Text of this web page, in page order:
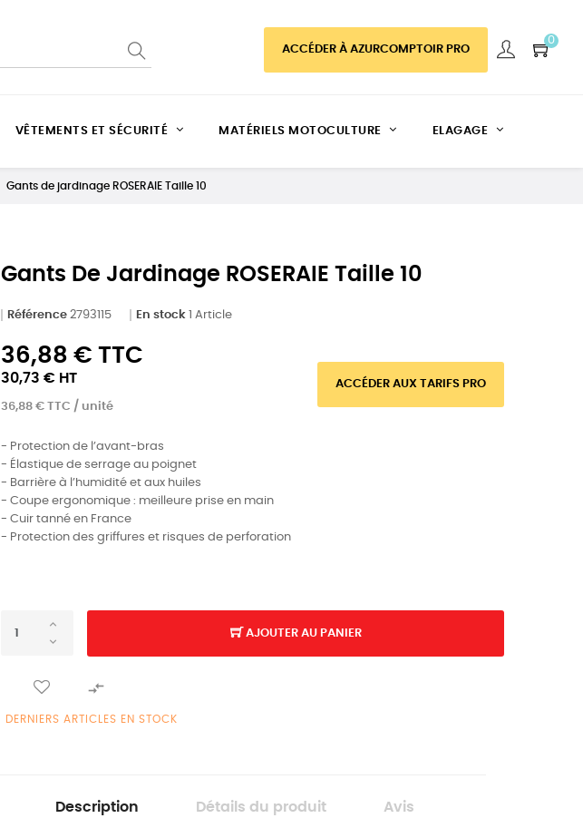
ACCÉDER À AZURCOMPTOIR PRO
0
VÊTEMENTS ET SÉCURITÉ MATÉRIELS MOTOCULTURE ELAGAGE
Gants de jardinage ROSERAIE Taille 10
Gants De Jardinage ROSERAIE Taille 10
Référence 2793115 En stock 1 Article
36,88 € TTC
30,73 € HT
36,88 € TTC / unité
ACCÉDER AUX TARIFS PRO
- Protection de l’avant-bras
- Élastique de serrage au poignet
- Barrière à l’humidité et aux huiles
- Coupe ergonomique : meilleure prise en main
- Cuir tanné en France
- Protection des griffures et risques de perforation
AJOUTER AU PANIER

DERNIERS ARTICLES EN STOCK
Description Détails du produit Avis